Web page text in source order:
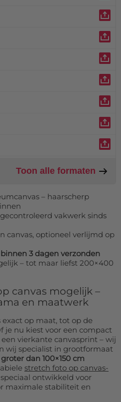
Toon alle formaten
– haarscherp
vakwerk sinds
canvas, optioneel verlijmd op
3 dagen verzonden
– tot maar liefst 200×400
canvas mogelijk –
en maatwerk
exact op maat, tot op de
je nu kiest voor een compact
vierkante canvasprint – wij
wij specialist in grootformaat
dan 100×150 cm
stretch foto op canvas-
ontwikkeld voor
maximale stabiliteit en